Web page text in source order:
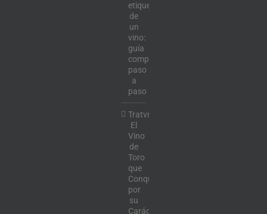
etiqueta
de
un
vino:
guía
completa
paso
a
paso
Tratvm:
El
Vino
de
Toro
que
Conquista
por
su
Carácter